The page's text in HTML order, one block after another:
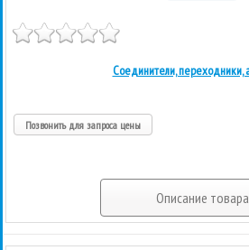
Соединители, переходники,
Позвонить для запроса цены
Описание товара